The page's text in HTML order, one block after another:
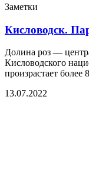
Заметки
Кисловодск.
Долина роз —
Кисловодского
произрастает более
13.07.2022